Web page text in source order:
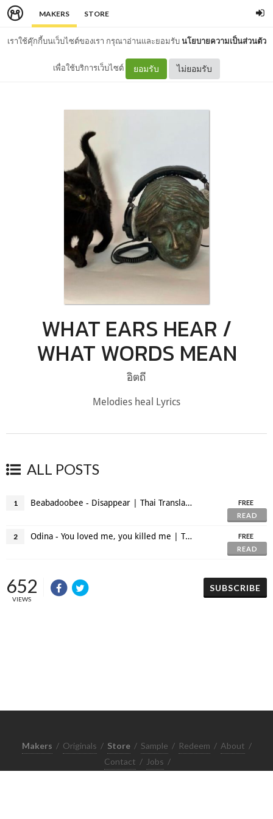
MAKERS STORE
เราใช้คุ๊กกี้บนเว็บไซต์ของเรา กรุณาอ่านและยอมรับนโยบายความเป็นส่วนตัว
เพื่อใช้บริการเว็บไซต์ ยอมรับ ไม่ยอมรับ
WHAT EARS HEAR /
WHAT WORDS MEAN
อิตถี
Melodies heal Lyrics
ALL POSTS
1 Beabadoobee - Disappear | Thai Translation
FREE
READ
2 Odina - You loved me, you killed me | Thai Translation
FREE
READ
652
VIEWS
SUBSCRIBE
Makers / Originals / Store / Sample / Redeem / About /
Contact / Jobs /